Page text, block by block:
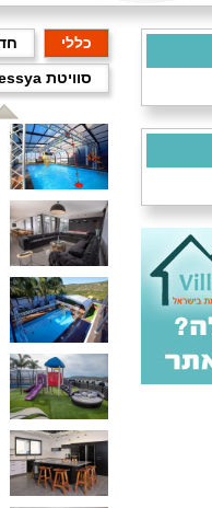
כללי
סוויטת Nessya (מתומחרת בנפרד מהוילה)